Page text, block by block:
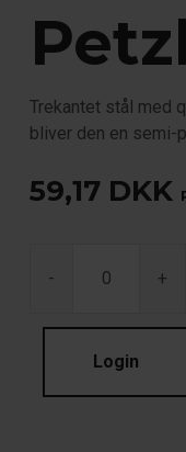
Trekantet stål med
bliver den en semi-
59,17 DKK
- +
Login